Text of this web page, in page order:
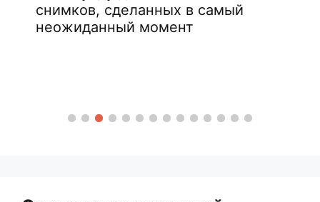
снимков, сделанных в самый
неожиданный момент